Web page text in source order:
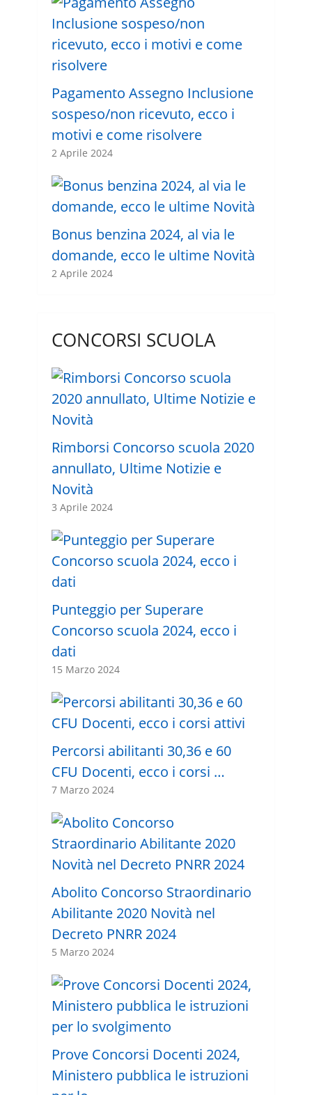
Pagamento Assegno Inclusione
sospeso/non ricevuto, ecco i
motivi e come risolvere
2 Aprile 2024
Bonus benzina 2024, al via le
domande, ecco le ultime Novità
2 Aprile 2024
CONCORSI SCUOLA
Rimborsi Concorso scuola 2020
annullato, Ultime Notizie e
Novità
3 Aprile 2024
Punteggio per Superare
Concorso scuola 2024, ecco i
dati
15 Marzo 2024
Percorsi abilitanti 30,36 e 60
CFU Docenti, ecco i corsi …
7 Marzo 2024
Abolito Concorso Straordinario
Abilitante 2020 Novità nel
Decreto PNRR 2024
5 Marzo 2024
Prove Concorsi Docenti 2024,
Ministero pubblica le istruzioni